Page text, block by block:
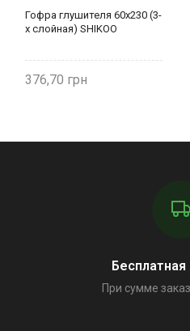
Гофра глушителя 60х230 (3-
х слойная) SHIKOO
376,70
При сумме